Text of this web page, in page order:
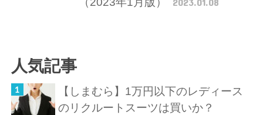
人気記事
【しまむら】1万円以下のレディース
のリクルートスーツは買いか？